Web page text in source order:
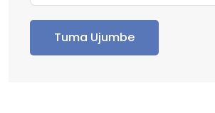
Tuma Ujumbe